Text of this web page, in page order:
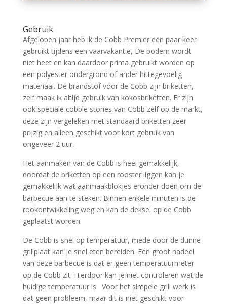
Gebruik
Afgelopen jaar heb ik de Cobb Premier een paar keer
gebruikt tijdens een vaarvakantie, De bodem wordt
niet heet en kan daardoor prima gebruikt worden op
een polyester ondergrond of ander hittegevoelig
materiaal. De brandstof voor de Cobb zijn briketten,
zelf maak ik altijd gebruik van kokosbriketten. Er zijn
ook speciale cobble stones van Cobb zelf op de markt,
deze zijn vergeleken met standaard briketten zeer
prijzig en alleen geschikt voor kort gebruik van
ongeveer 2 uur.
Het aanmaken van de Cobb is heel gemakkelijk,
doordat de briketten op een rooster liggen kan je
gemakkelijk wat aanmaakblokjes eronder doen om de
barbecue aan te steken. Binnen enkele minuten is de
rookontwikkeling weg en kan de deksel op de Cobb
geplaatst worden.
De Cobb is snel op temperatuur, mede door de dunne
grillplaat kan je snel eten bereiden. Een groot nadeel
van deze barbecue is dat er geen temperatuurmeter
op de Cobb zit. Hierdoor kan je niet controleren wat de
huidige temperatuur is. Voor het simpele grill werk is
dat geen probleem, maar dit is niet geschikt voor